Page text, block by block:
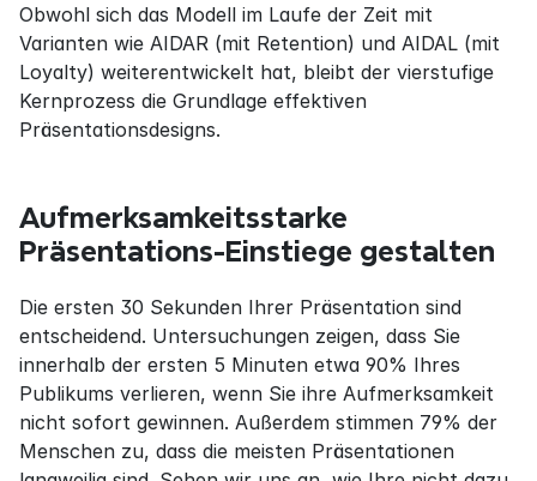
Obwohl sich das Modell im Laufe der Zeit mit
Varianten wie AIDAR (mit Retention) und AIDAL (mit
Loyalty) weiterentwickelt hat, bleibt der vierstufige
Kernprozess die Grundlage effektiven
Präsentationsdesigns.
Aufmerksamkeitsstarke
Präsentations-Einstiege gestalten
Die ersten 30 Sekunden Ihrer Präsentation sind
entscheidend. Untersuchungen zeigen, dass Sie
innerhalb der ersten 5 Minuten etwa 90% Ihres
Publikums verlieren, wenn Sie ihre Aufmerksamkeit
nicht sofort gewinnen. Außerdem stimmen 79% der
Menschen zu, dass die meisten Präsentationen